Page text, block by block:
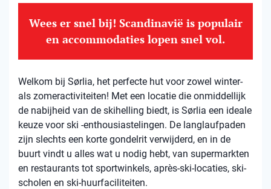
Wees er snel bij! Scandinavië is populair
en accommodaties lopen snel vol.
Welkom bij Sørlia, het perfecte hut voor zowel winter-
als zomeractiviteiten! Met een locatie die onmiddellijk
de nabijheid van de skihelling biedt, is Sørlia een ideale
keuze voor ski -enthousiastelingen. De langlaufpaden
zijn slechts een korte gondelrit verwijderd, en in de
buurt vindt u alles wat u nodig hebt, van supermarkten
en restaurants tot sportwinkels, après-ski-locaties, ski-
scholen en ski-huurfaciliteiten.